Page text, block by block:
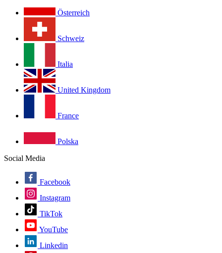
Österreich
Schweiz
Italia
United Kingdom
France
Polska
Social Media
Facebook
Instagram
TikTok
YouTube
Linkedin